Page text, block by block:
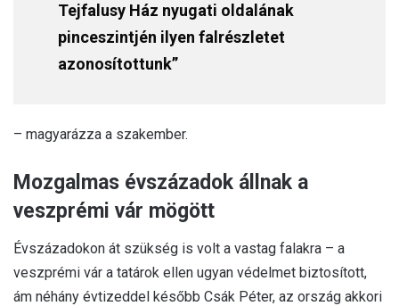
Tejfalusy Ház nyugati oldalának
pinceszintjén ilyen falrészletet
azonosítottunk”
– magyarázza a szakember.
Mozgalmas évszázadok állnak a
veszprémi vár mögött
Évszázadokon át szükség is volt a vastag falakra – a
veszprémi vár a tatárok ellen ugyan védelmet biztosított,
ám néhány évtizeddel később Csák Péter, az ország akkori